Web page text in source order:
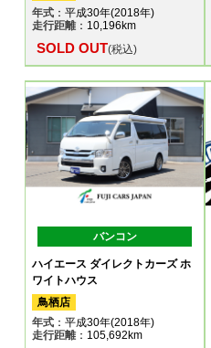
年式 ：平成30年(2018年)
走行距離：10,196km
SOLD OUT(税込)
バンコン
ハイエース ダイレクトカーズ ホ
ワイトハウス
鳥栖店
年式 ：平成30年(2018年)
走行距離：105,692km